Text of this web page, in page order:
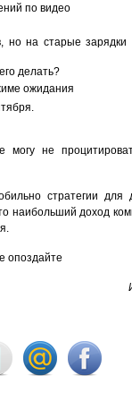
по видео
на старые зарядки
делать?
ожидания
не
стратегии для
наибольший доход
опоздайте